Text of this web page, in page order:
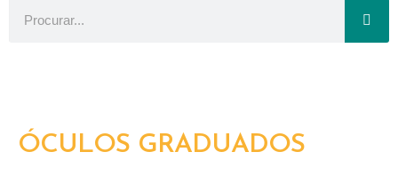
ÓCULOS GRADUADOS